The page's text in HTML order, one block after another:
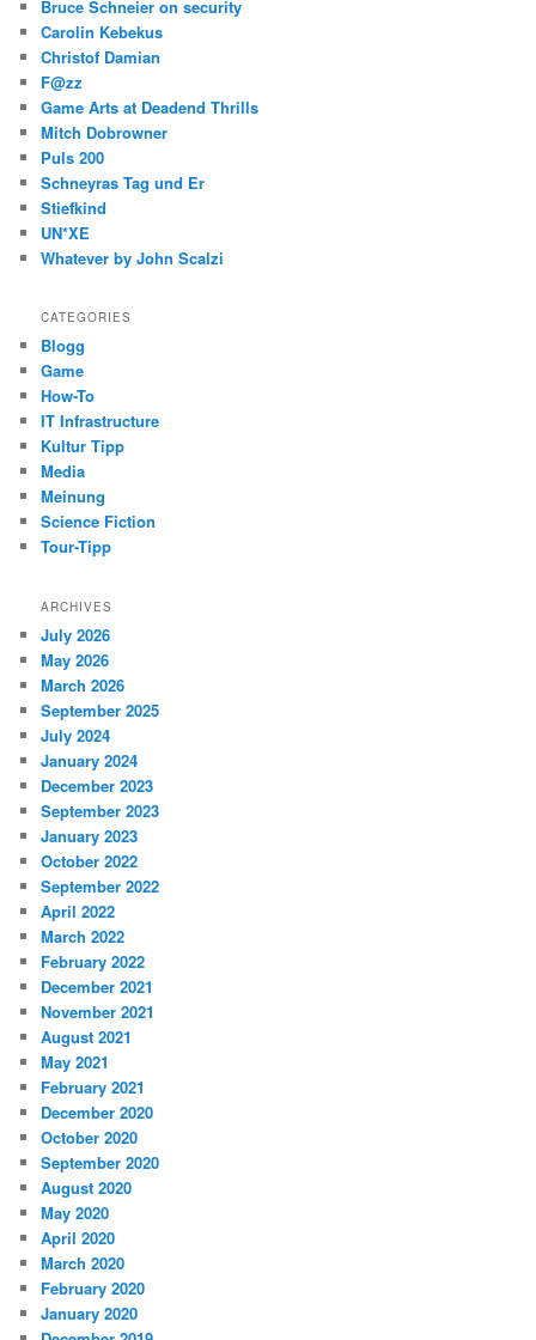
Bruce Schneier on security
Carolin Kebekus
Christof Damian
F@zz
Game Arts at Deadend Thrills
Mitch Dobrowner
Puls 200
Schneyras Tag und Er
Stiefkind
UN*XE
Whatever by John Scalzi
CATEGORIES
Blogg
Game
How-To
IT Infrastructure
Kultur Tipp
Media
Meinung
Science Fiction
Tour-Tipp
ARCHIVES
July 2026
May 2026
March 2026
September 2025
July 2024
January 2024
December 2023
September 2023
January 2023
October 2022
September 2022
April 2022
March 2022
February 2022
December 2021
November 2021
August 2021
May 2021
February 2021
December 2020
October 2020
September 2020
August 2020
May 2020
April 2020
March 2020
February 2020
January 2020